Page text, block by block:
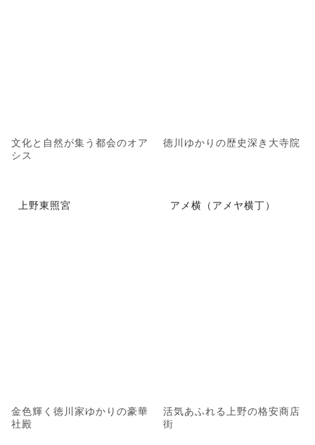
文化と自然が集う都会のオア
シス
徳川ゆかりの歴史深き大寺院
上野東照宮
金色輝く徳川家ゆかりの豪華
社殿
アメ横（アメヤ横丁）
活気あふれる上野の格安商店
街